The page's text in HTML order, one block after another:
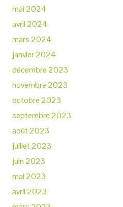
mai 2024
avril 2024
mars 2024
janvier 2024
décembre 2023
novembre 2023
octobre 2023
septembre 2023
août 2023
juillet 2023
juin 2023
mai 2023
avril 2023